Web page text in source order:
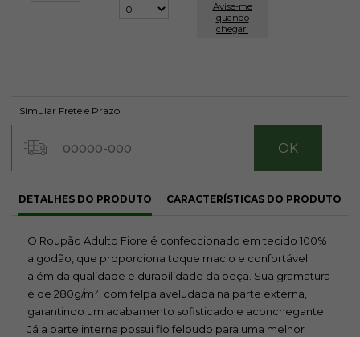
Avise-me
quando
chegar!
Simular Frete e Prazo
DETALHES DO PRODUTO CARACTERÍSTICAS DO PRODUTO
O Roupão Adulto Fiore é confeccionado em tecido 100%
algodão, que proporciona toque macio e confortável
além da qualidade e durabilidade da peça. Sua gramatura
é de 280g/m², com felpa aveludada na parte externa,
garantindo um acabamento sofisticado e aconchegante.
Já a parte interna possui fio felpudo para uma melhor